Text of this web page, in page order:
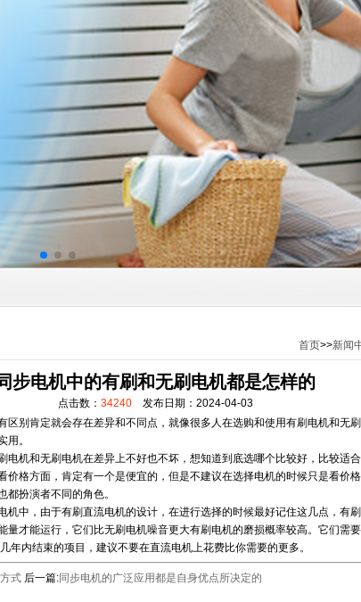
首页>>新闻
步电机中的有刷和无刷电机都是怎样的
点击数： 34240发布日期：2024-04-03
区别肯定就会存在差异和不同点，就像很多人在选购和使用有刷电机和无
用。
机和无刷电机在差异上不好也不坏，想知道到底选哪个比较好，比较适
价格方面，肯定有一个是便宜的，但是不建议在选择电机的时候只是看价
扮演者不同的角色。
中，由于有刷直流电机的设计，在进行选择的时候最好记住这几点，有
量才能运行，它们比无刷电机噪音更大有刷电机的磨损概率较高。它们需
年内结束的项目，建议不要在直流电机上花费比你需要的更多。
式 后一篇:同步电机的广泛应用都是自身优点所决定的